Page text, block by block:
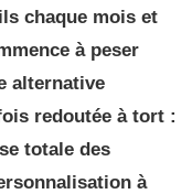
chaque mois et
à peser
alternative
redoutée à tort :
totale des
à